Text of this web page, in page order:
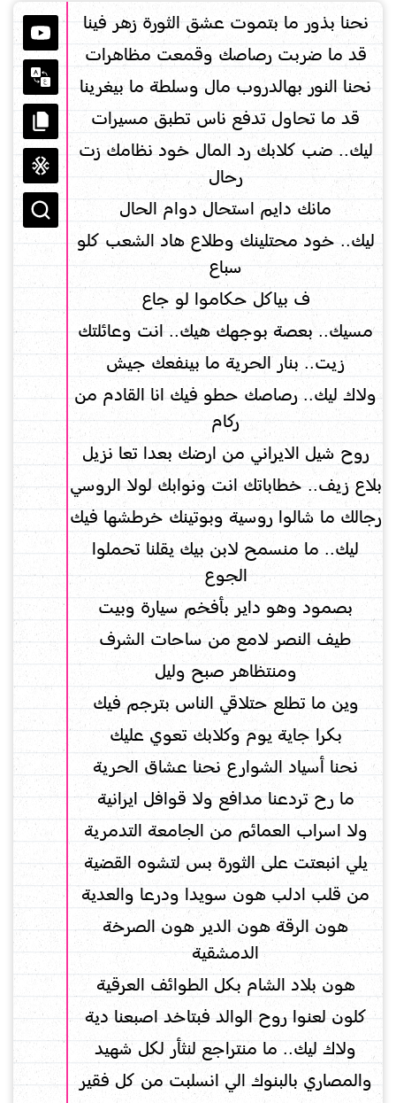
نحنا بذور ما بتموت عشق الثورة زهر فينا
قد ما ضربت رصاصك وقمعت مظاهرات
نحنا النور بهالدروب مال وسلطة ما بيغرينا
قد ما تحاول تدفع ناس تطبق مسيرات
ليك.. ضب كلابك رد المال خود نظامك زت
رحال
مانك دايم استحال دوام الحال
ليك.. خود محتلينك وطلاع هاد الشعب كلو
سباع
ف بياكل حكاموا لو جاع
مسيك.. بعصة بوجهك هيك.. انت وعائلتك
زيت.. بنار الحرية ما بينفعك جيش
ولاك ليك.. رصاصك حطو فيك انا القادم من
ركام
روح شيل الايراني من ارضك بعدا تعا نزيل
بلاع زيف.. خطاباتك انت ونوابك لولا الروسي
رجالك ما شالوا روسية وبوتينك خرطشها فيك
ليك.. ما منسمح لابن بيك يقلنا تحملوا
الجوع
بصمود وهو داير بأفخم سيارة وبيت
طيف النصر لامع من ساحات الشرف
ومنتظاهر صبح وليل
وين ما تطلع حتلاقي الناس بترجم فيك
بكرا جاية يوم وكلابك تعوي عليك
نحنا أسياد الشوارع نحنا عشاق الحرية
ما رح تردعنا مدافع ولا قوافل ايرانية
ولا اسراب العمائم من الجامعة التدمرية
يلي انبعتت على الثورة بس لتشوه القضية
من قلب ادلب هون سويدا ودرعا والعدية
هون الرقة هون الدير هون الصرخة
الدمشقية
هون بلاد الشام بكل الطوائف العرقية
كلون لعنوا روح الوالد فبتاخد اصبعنا دية
ولاك ليك.. ما منتراجع لنثأر لكل شهيد
والمصاري بالبنوك الي انسلبت من كل فقير